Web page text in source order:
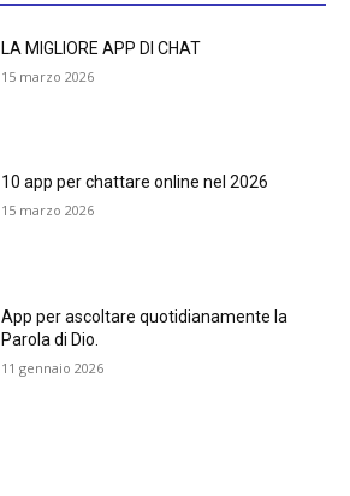
LA MIGLIORE APP DI CHAT
15 marzo 2026
10 app per chattare online nel 2026
15 marzo 2026
App per ascoltare quotidianamente la
Parola di Dio.
11 gennaio 2026